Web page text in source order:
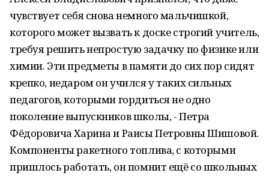
чувствует себя снова немного мальчишкой,
которого может вызвать к доске строгий учитель,
требуя решить непростую задачку по физике или
химии. Эти предметы в памяти до сих пор сидят
крепко, недаром он учился у таких сильных
педагогов, которыми гордиться не одно
поколение выпускников школы, - Петра
Фёдоровича Харина и Раисы Петровны Шишовой.
Компоненты ракетного топлива, с которыми
пришлось работать, он помнит ещё со школьных